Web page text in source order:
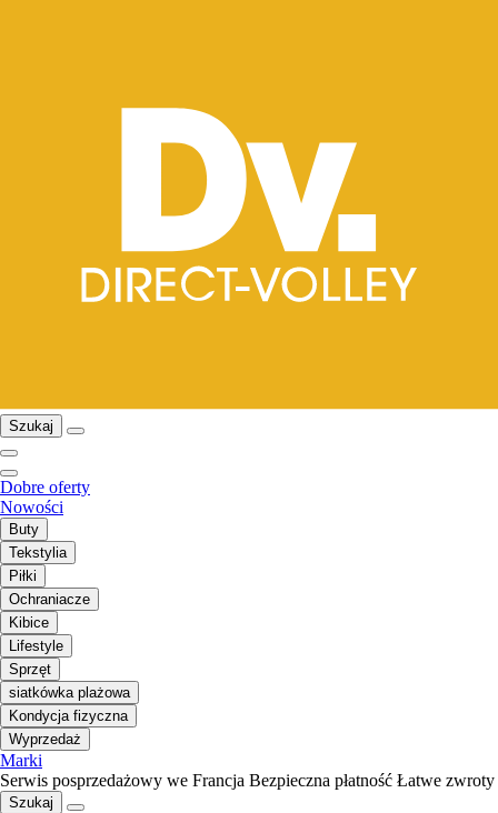
Szukaj
Dobre oferty
Nowości
Buty
Tekstylia
Piłki
Ochraniacze
Kibice
Lifestyle
Sprzęt
siatkówka plażowa
Kondycja fizyczna
Wyprzedaż
Marki
Serwis posprzedażowy we Francja Bezpieczna płatność Łatwe zwroty
Szukaj